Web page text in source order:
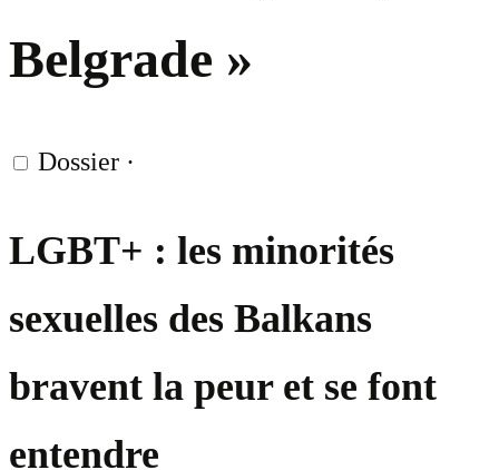
Belgrade »
Dossier ·
LGBT+ : les minorités
sexuelles des Balkans
bravent la peur et se font
entendre